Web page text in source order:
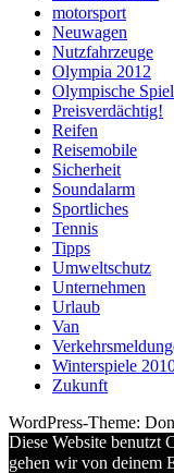
motorsport
Neuwagen
Nutzfahrzeuge
Olympia 2012
Olympische
Preisverdächtig!
Reifen
Reisemobile
Sicherheit
Soundalarm
Sportliches
Tennis
Tipps
Umweltschutz
Unternehmen
Urlaub
Van
Winterspiele
Zukunft
WordPress-Theme:
Diese Website benutzt
gehen wir von deinem